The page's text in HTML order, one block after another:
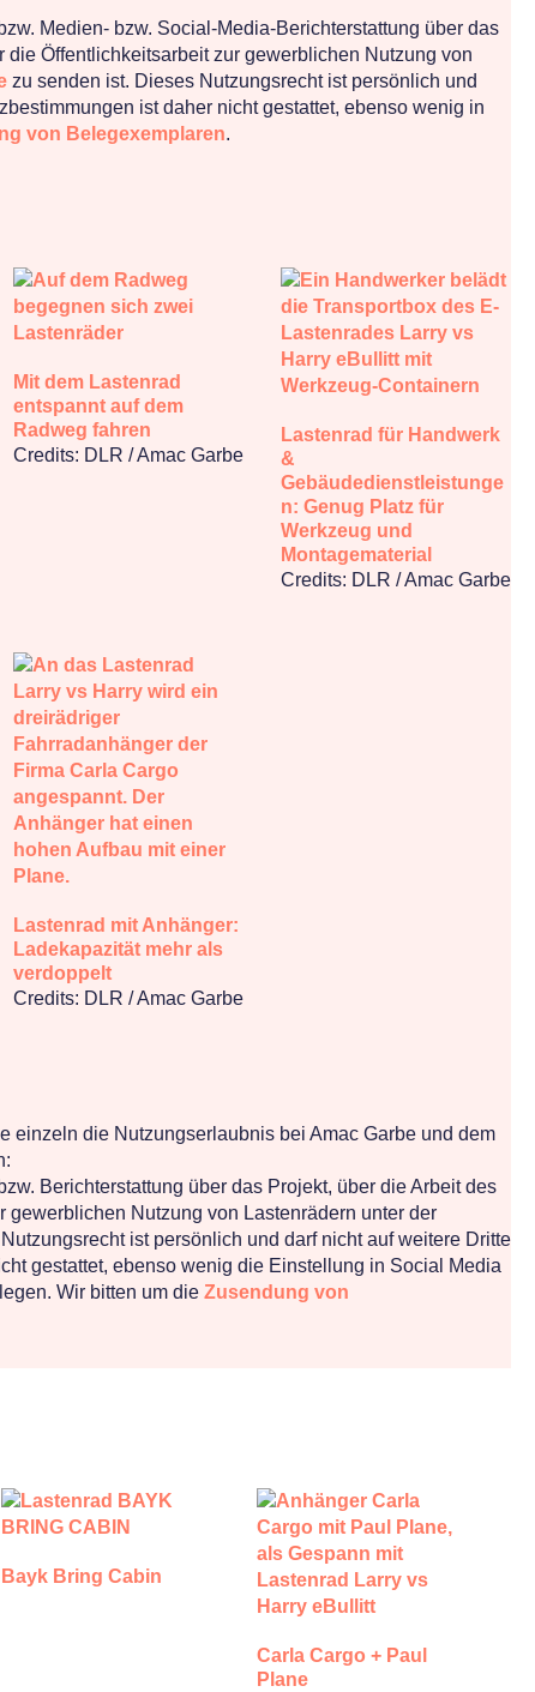
Medien- bzw. Social-Media-Berichterstattung über das
Öffentlichkeitsarbeit zur gewerblichen Nutzung von
zu senden ist. Dieses Nutzungsrecht ist persönlich und
ist daher nicht gestattet, ebenso wenig in
von Belegexemplaren.
Mit dem Lastenrad
entspannt auf dem
Radweg fahren
Credits: DLR / Amac Garbe
Lastenrad für Handwerk
&
Gebäudedienstleistunge
n: Genug Platz für
Werkzeug und
Montagematerial
Credits: DLR / Amac Garbe
Lastenrad mit Anhänger:
Ladekapazität mehr als
verdoppelt
Credits: DLR / Amac Garbe
einzeln die Nutzungserlaubnis bei Amac Garbe und dem
Berichterstattung über das Projekt, über die Arbeit des
gewerblichen Nutzung von Lastenrädern unter der
ist persönlich und darf nicht auf weitere Dritte
gestattet, ebenso wenig die Einstellung in Social Media
Wir bitten um die Zusendung von
Bayk Bring Cabin
Carla Cargo + Paul
Plane